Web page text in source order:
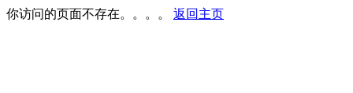
你访问的页面不存在。。。。 返回主页